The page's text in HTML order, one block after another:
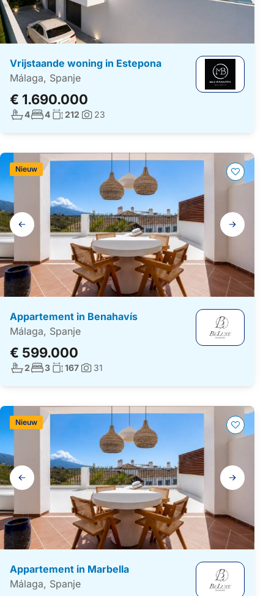
Vrijstaande woning in Estepona
Málaga, Spanje
€ 1.690.000
Aantal badkamers:
4Aantal slaapkamers:
4Woonoppervlakte:
212 Foto's:
23
Galerij
navigatie
Appartement in Benahavís
Málaga, Spanje
€ 599.000
Nieuw
Aantal badkamers:
2Aantal slaapkamers:
3Woonoppervlakte:
167 Foto's:
31
Galerij
navigatie
Appartement in Marbella
Málaga, Spanje
Nieuw